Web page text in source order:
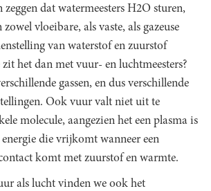
dat watermeesters H2O sturen,
vloeibare, als vaste, als gazeuse
van waterstof en zuurstof
het dan met vuur- en luchtmeesters?
gassen, en dus verschillende
Ook vuur valt niet uit te
molecule, aangezien het een plasma is
die vrijkomt wanneer een
komt met zuurstof en warmte.
als lucht vinden we ook het